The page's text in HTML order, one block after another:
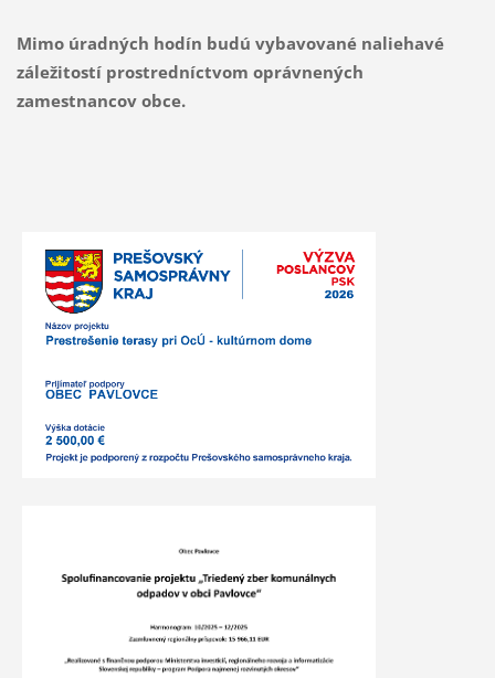
Mimo úradných hodín budú vybavované naliehavé
záležitostí prostredníctvom oprávnených
zamestnancov obce.